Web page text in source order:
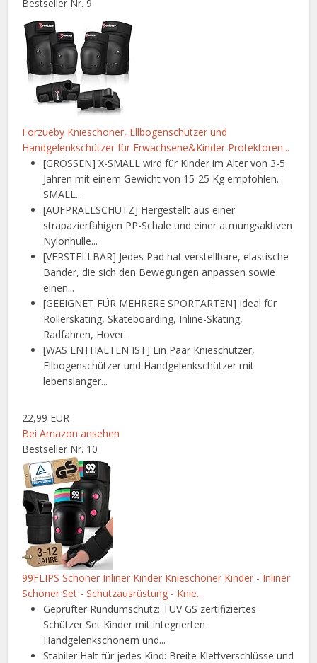
Bestseller Nr. 9
Forzueby Knieschoner, Ellbogenschützer und
Handgelenkschützer für Erwachsene&Kinder Protektoren...
[GRÖSSEN] X-SMALL wird für Kinder im Alter von 3-5
Jahren mit einem Gewicht von 15-25 Kg empfohlen.
SMALL...
[AUFPRALLSCHUTZ] Hergestellt aus einer
strapazierfähigen PP-Schale und einer atmungsaktiven
Nylonhülle...
[VERSTELLBAR] Jedes Pad hat verstellbare, elastische
Bänder, die sich den Bewegungen anpassen sowie
einen...
[GEEIGNET FÜR MEHRERE SPORTARTEN] Ideal für
Rollerskating, Skateboarding, Inline-Skating,
Radfahren, Hover...
[WAS ENTHALTEN IST] Ein Paar Knieschützer,
Ellbogenschützer und Handgelenkschützer mit
lebenslanger...
22,99 EUR
Bei Amazon ansehen
Bestseller Nr. 10
99FLIPS Schoner Inliner Kinder Knieschoner Kinder - Inliner
Schoner Set - Schutzausrüstung - Knie...
Geprüfter Rundumschutz: TÜV GS zertifiziertes
Schützer Set Kinder mit integrierten
Handgelenkschonern und...
Stabiler Halt für jedes Kind: Breite Klettverschlüsse und